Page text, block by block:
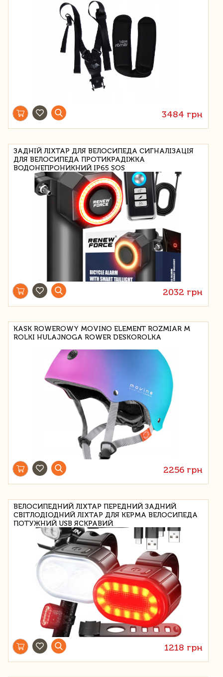
3484 грн
ЗАДНІЙ ЛІХТАР ДЛЯ ВЕЛОСИПЕДА СИГНАЛІЗАЦІЯ
ДЛЯ ВЕЛОСИПЕДА ПРОТИКРАДІЖКА
ВОДОНЕПРОНИКНИЙ IP65 SOS
2032 грн
KASK ROWEROWY MOVINO ELEMENT ROZMIAR M
ROLKI HULAJNOGA ROWER DESKOROLKA
2256 грн
ВЕЛОСИПЕДНИЙ ЛІХТАР ПЕРЕДНИЙ ЗАДНИЙ
СВІТЛОДІОДНИЙ ЛІХТАР ДЛЯ КЕРМА ВЕЛОСИПЕДА
ПОТУЖНИЙ USB ЯСКРАВИЙ
1218 грн